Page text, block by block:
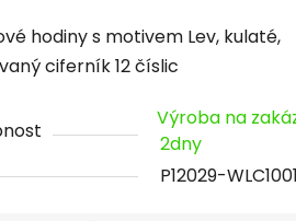
hodiny s motivem Lev, kulaté,
ciferník 12 číslic
Výroba na
2dny
P12029-